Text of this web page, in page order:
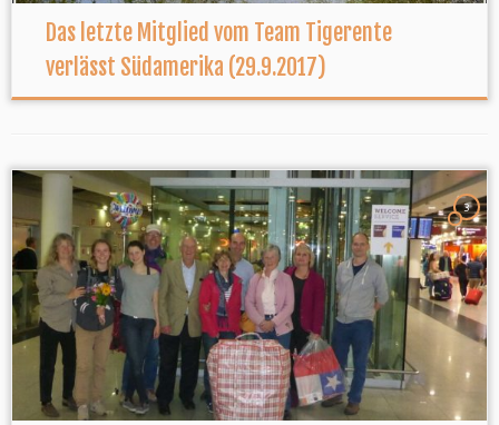
Das letzte Mitglied vom Team Tigerente
verlässt Südamerika (29.9.2017)
3